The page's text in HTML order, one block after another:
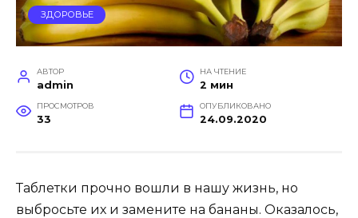
ЗДОРОВЬЕ
АВТОР
admin
НА ЧТЕНИЕ
2 мин
ПРОСМОТРОВ
33
ОПУБЛИКОВАНО
24.09.2020
Таблетки прочно вошли в нашу жизнь, но
выбросьте их и замените на бананы. Оказалось,